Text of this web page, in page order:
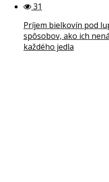
31
Príjem bielkovín pod
spôsobov, ako ich
každého jedla